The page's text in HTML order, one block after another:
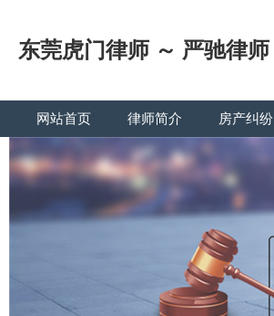
东莞虎门律师 ～ 严驰律师
网站首页 律师简介 房产纠纷